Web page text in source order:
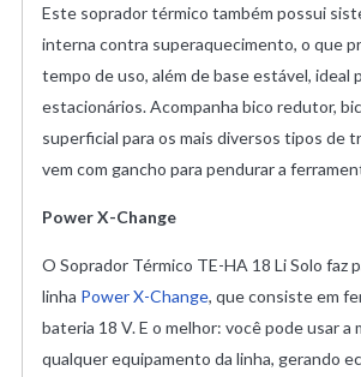
Este soprador térmico também possui
interna contra superaquecimento, o que
tempo de uso, além de base estável, ideal
estacionários. Acompanha bico redutor,
superficial para os mais diversos tipos de
vem com gancho para pendurar a
Power X-Change
O Soprador Térmico TE-HA 18 Li Solo faz
linha Power X-Change, que consiste em
bateria 18 V. E o melhor: você pode usar a
qualquer equipamento da linha, gerando